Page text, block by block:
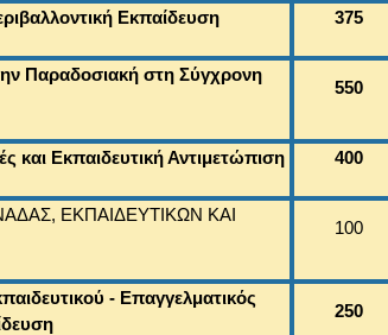
Εκπαίδευση 375
Παραδοσιακή στη Σύγχρονη
550
και Εκπαιδευτική Αντιμετώπιση 400
ΕΚΠΑΙΔΕΥΤΙΚΩΝ ΚΑΙ
100
- Επαγγελματικός
250